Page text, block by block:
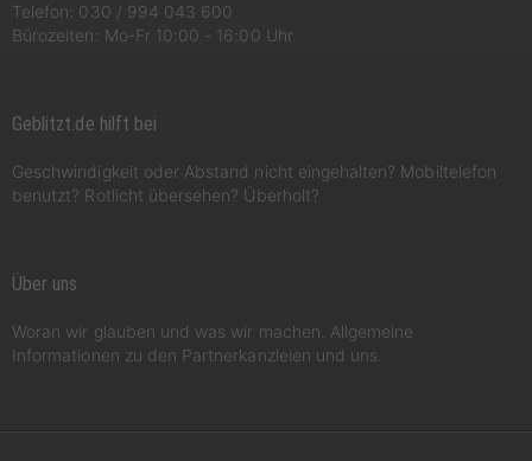
Telefon: 030 / 994 043 600
Bürozeiten: Mo-Fr 10:00 - 16:00 Uhr
Geblitzt.de hilft bei
Geschwindigkeit oder Abstand nicht eingehalten? Mobiltelefon
benutzt? Rotlicht übersehen? Überholt?
Über uns
Woran wir glauben und was wir machen. Allgemeine
Informationen zu den Partnerkanzleien und uns.